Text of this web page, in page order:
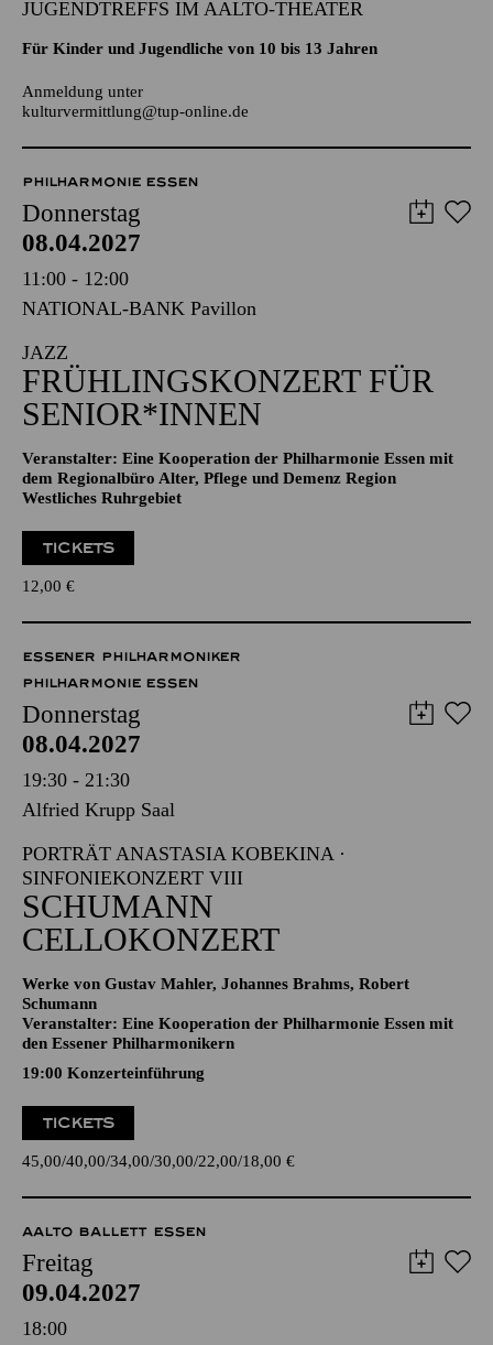
AALTO LABS
Für Kinder und Jugendliche von 10 bis 13 Jahren
kulturvermittlung@tup-online.de
PHILHARMONIE ESSEN
Donnerstag
08.04.2027
11:00 - 12:00
NATIONAL-BANK Pavillon
JAZZ
FRÜHLINGS­KONZERT FÜR
SENIOR*INNEN
dem Regionalbüro Alter, Pflege und Demenz Region
Westliches Ruhrgebiet
12,00€
ESSENER PHILHARMONIKER
PHILHARMONIE ESSEN
Donnerstag
08.04.2027
19:30 - 21:30
Alfried Krupp Saal
PORTRÄT ANASTASIA KOBEKINA ·
SINFONIEKONZERT VIII
SCHUMANN
CELLOKONZERT
Werke von Gustav Mahler, Johannes Brahms, Robert
Schumann
den Essener Philharmonikern
19:00 Konzerteinführung
45,00 40,00 34,00 30,00 22,00
AALTO BALLETT ESSEN
Freitag